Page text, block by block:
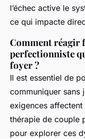
l’échec active le
ce qui impacte
Comment réagir
perfectionniste
foyer ?
Il est essentiel de
communiquer sans
exigences affectent
thérapie de couple
pour explorer ces